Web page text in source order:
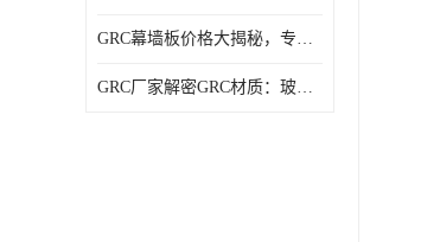
GRC幕墙板价格大揭秘，专业厂家报价助您轻松掌控预算
GRC厂家解密GRC材质：玻璃纤维与水泥复合，创新建筑新选择